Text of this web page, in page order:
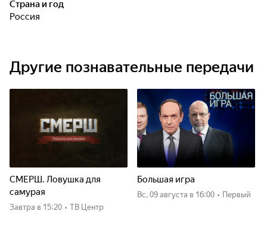
Страна и год
Россия
Другие познавательные передачи
СМЕРШ. Ловушка для
самурая
Завтра в 15:20 • ТВ Центр
Большая игра
вс, 09 августа в 16:00 • Первый